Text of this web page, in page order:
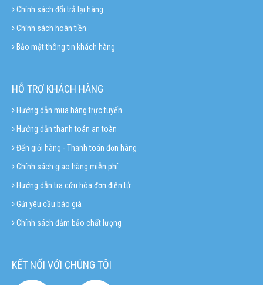
Chính sách đổi trả lại hàng
Chính sách hoàn tiền
Bảo mật thông tin khách hàng
HỖ TRỢ KHÁCH HÀNG
Hướng dẫn mua hàng trực tuyến
Hướng dẫn thanh toán an toàn
Đến giỏi hàng - Thanh toán đơn hàng
Chính sách giao hàng miễn phí
Hướng dẫn tra cứu hóa đơn điện tử
Gửi yêu cầu báo giá
Chính sách đảm bảo chất lượng
KẾT NỐI VỚI CHÚNG TÔI